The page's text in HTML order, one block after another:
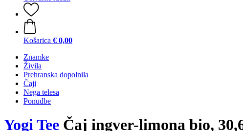
Košarica € 0,00
Znamke
Živila
Prehranska dopolnila
Čaji
Nega telesa
Ponudbe
Yogi Tee Čaj ingver-limona bio,